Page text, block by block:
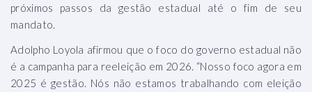
próximos passos da gestão estadual até o fim de seu
mandato.
Adolpho Loyola afirmou que o foco do governo estadual não
é a campanha para reeleição em 2026. “Nosso foco agora em
2025 é gestão. Nós não estamos trabalhando com eleição